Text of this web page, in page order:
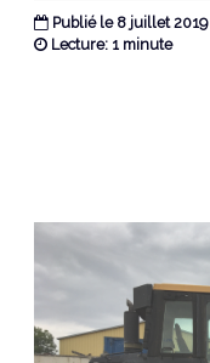
Publié le 8 juillet 2019
Lecture: 1 minute